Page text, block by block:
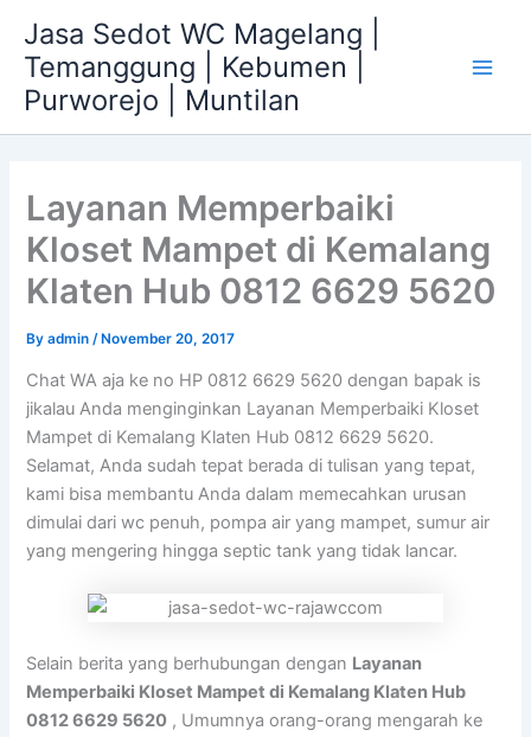
content
Jasa Sedot WC Magelang |
Temanggung | Kebumen |
Purworejo | Muntilan
Layanan Memperbaiki
Kloset Mampet di Kemalang
Klaten Hub 0812 6629 5620
Byadmin/ November 20, 2017
Chat WA aja ke no HP 0812 6629 5620 dengan bapak is
jikalau Anda menginginkan Layanan Memperbaiki Kloset
Mampet di Kemalang Klaten Hub 0812 6629 5620.
Selamat, Anda sudah tepat berada di tulisan yang tepat,
kami bisa membantu Anda dalam memecahkan urusan
dimulai dari wc penuh, pompa air yang mampet, sumur air
yang mengering hingga septic tank yang tidak lancar.
Selain berita yang berhubungan dengan Layanan
Memperbaiki Kloset Mampet di Kemalang Klaten Hub
0812 6629 5620 , Umumnya orang-orang mengarah ke